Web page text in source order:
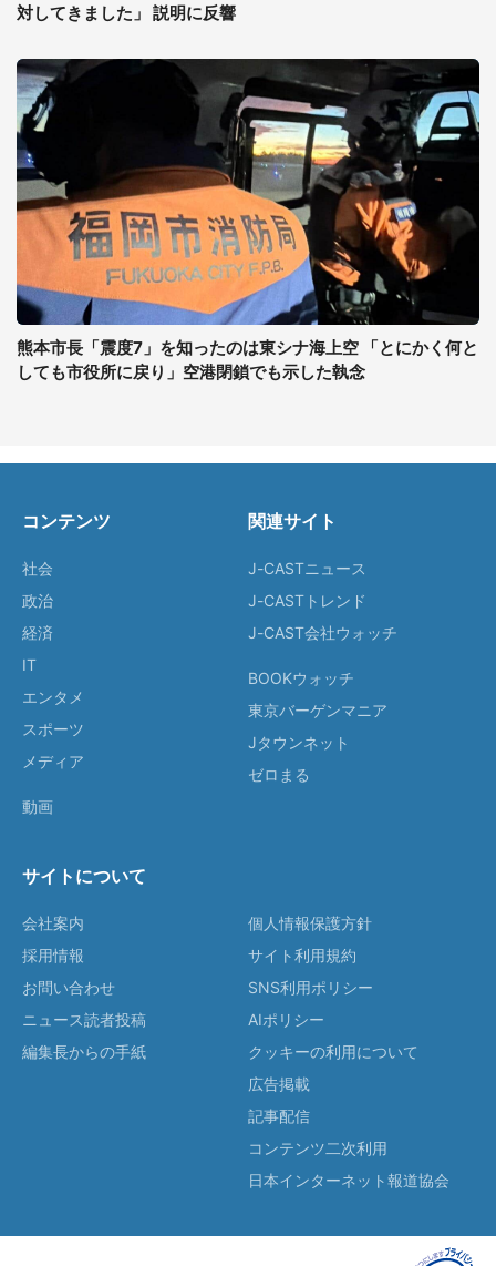
対してきました」 説明に反響
熊本市長「震度7」を知ったのは東シナ海上空 「とにかく何と
しても市役所に戻り」空港閉鎖でも示した執念
コンテンツ
社会
政治
経済
IT
エンタメ
スポーツ
メディア
動画
関連サイト
J-CASTニュース
J-CASTトレンド
J-CAST会社ウォッチ
BOOKウォッチ
東京バーゲンマニア
Jタウンネット
ゼロまる
サイトについて
会社案内
採用情報
お問い合わせ
ニュース読者投稿
編集長からの手紙
個人情報保護方針
サイト利用規約
SNS利用ポリシー
AIポリシー
クッキーの利用について
広告掲載
記事配信
コンテンツ二次利用
日本インターネット報道協会